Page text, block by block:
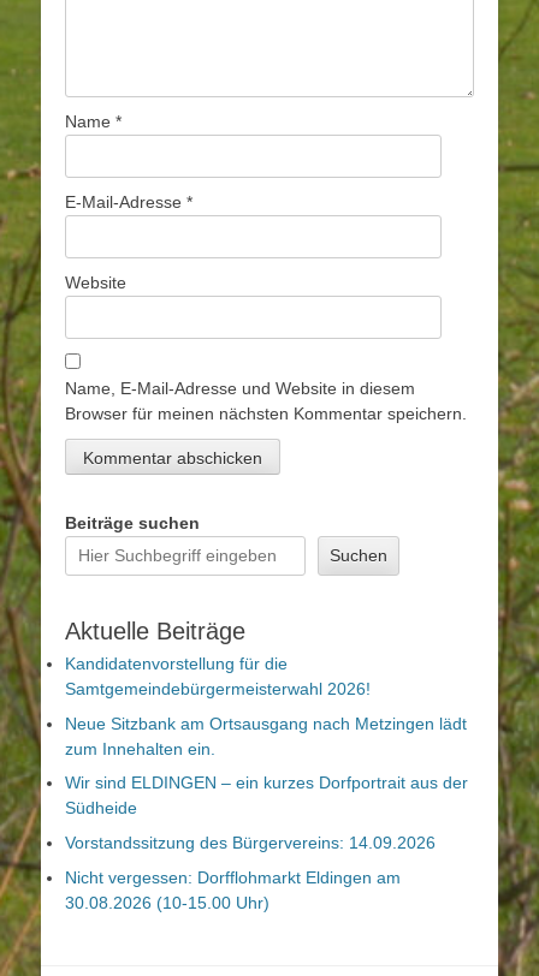
Name *
E-Mail-Adresse *
Website
Name, E-Mail-Adresse und Website in diesem
Browser für meinen nächsten Kommentar speichern.
Beiträge suchen
Suchen
Aktuelle Beiträge
Kandidatenvorstellung für die
Samtgemeindebürgermeisterwahl 2026!
Neue Sitzbank am Ortsausgang nach Metzingen lädt
zum Innehalten ein.
Wir sind ELDINGEN – ein kurzes Dorfportrait aus der
Südheide
Vorstandssitzung des Bürgervereins: 14.09.2026
Nicht vergessen: Dorfflohmarkt Eldingen am
30.08.2026 (10-15.00 Uhr)